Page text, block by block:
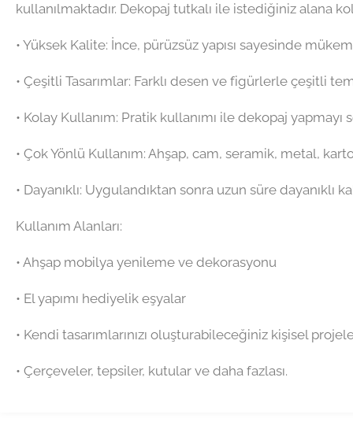
kullanılmaktadır. Dekopaj tutkalı ile istediğiniz alana
•⁠ ⁠Yüksek Kalite: İnce, pürüzsüz yapısı sayesinde
•⁠ ⁠Çeşitli Tasarımlar: Farklı desen ve figürlerle çeşitli
•⁠ ⁠Kolay Kullanım: Pratik kullanımı ile dekopaj
•⁠ ⁠Çok Yönlü Kullanım: Ahşap, cam, seramik, metal,
•⁠ ⁠Dayanıklı: Uygulandıktan sonra uzun süre dayanıklı
Kullanım Alanları:
•⁠ ⁠Ahşap mobilya yenileme ve dekorasyonu
•⁠ ⁠El yapımı hediyelik eşyalar
•⁠ ⁠Kendi tasarımlarınızı oluşturabileceğiniz kişisel
•⁠ ⁠Çerçeveler, tepsiler, kutular ve daha fazlası.